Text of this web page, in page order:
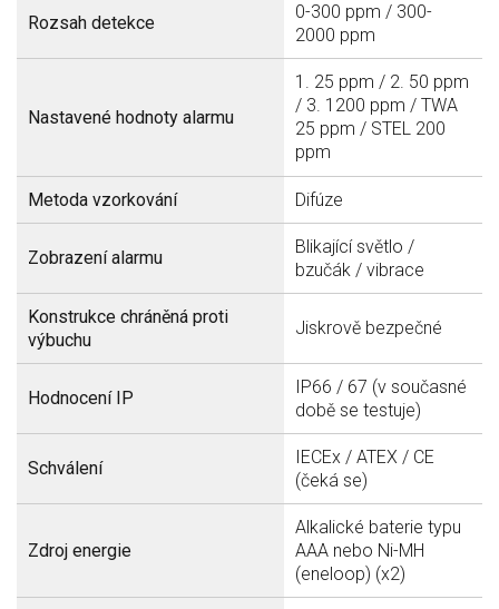
Rozsah detekce
0-300 ppm / 300-
2000 ppm
Nastavené hodnoty alarmu
1. 25 ppm / 2. 50 ppm
/ 3. 1200 ppm / TWA
25 ppm / STEL 200
ppm
Metoda vzorkování Difúze
Zobrazení alarmu
Blikající světlo /
bzučák / vibrace
Konstrukce chráněná proti
výbuchu
Jiskrově bezpečné
Hodnocení IP
IP66 / 67 (v současné
době se testuje)
Schválení
IECEx / ATEX / CE
(čeká se)
Zdroj energie
Alkalické baterie typu
AAA nebo Ni-MH
(eneloop) (x2)